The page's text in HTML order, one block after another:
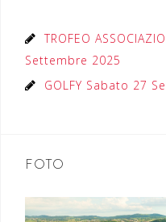
TROFEO
Settembre 2025
GOLFY Sabato 27
FOTO